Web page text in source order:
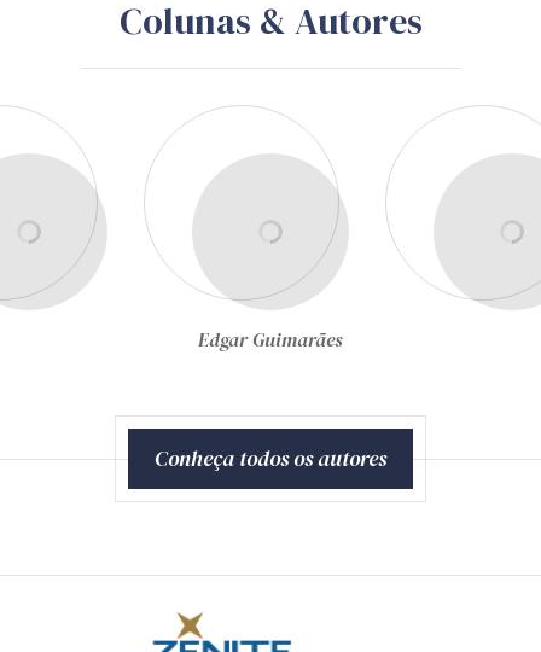
Colunas & Autores
Edgar Guimarães
Conheça todos os autores